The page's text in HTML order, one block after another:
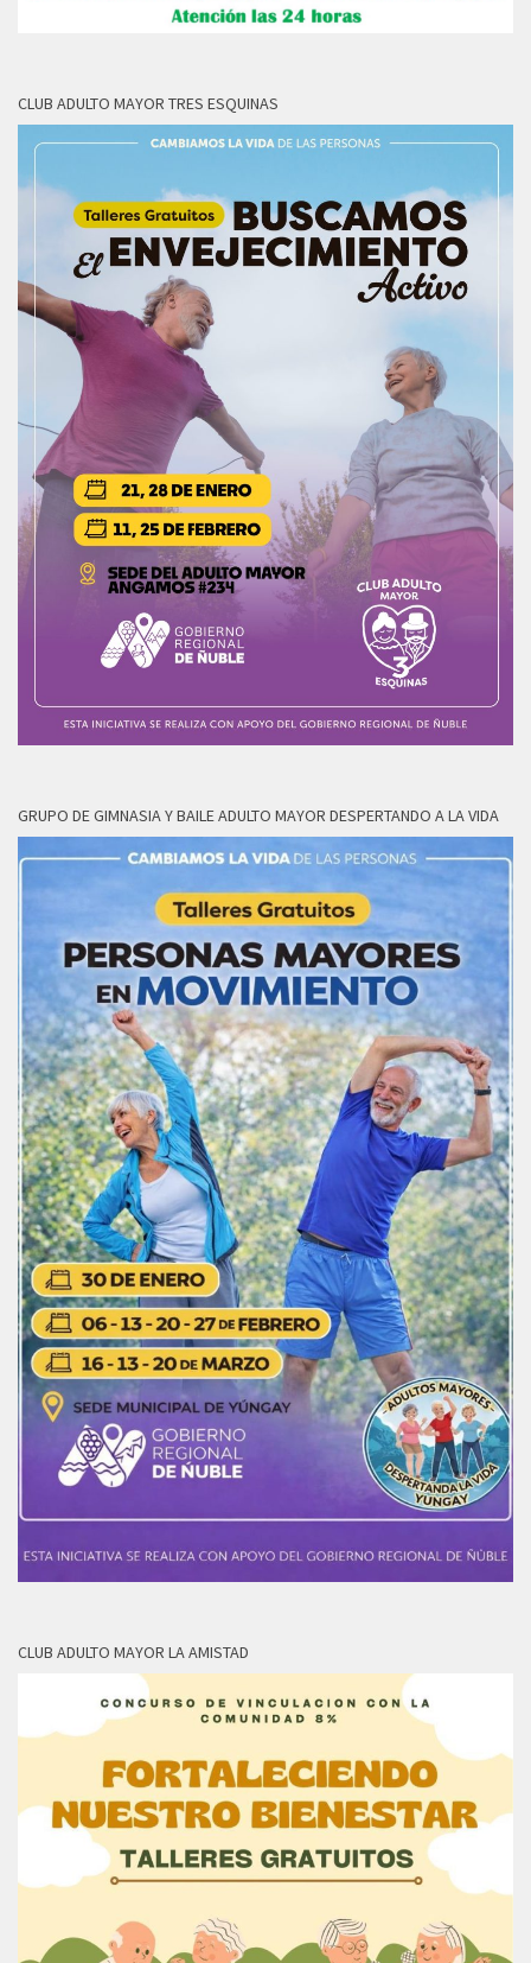
CLUB ADULTO MAYOR TRES ESQUINAS
GRUPO DE GIMNASIA Y BAILE ADULTO MAYOR DESPERTANDO A LA VIDA
CLUB ADULTO MAYOR LA AMISTAD